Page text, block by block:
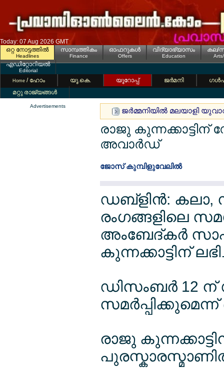
Today: 07 Aug 2026 GMT
ഒറ്റ നോട്ടത്തില്‍
Headlines
സാമ്പത്തികം
Finance
ഓഫറുകള്‍
Offers
വിദ്യാഭ്യാസം
Education
കല/
എഡിറ്റോറിയല്‍
Editorial
Home / ഹോം യൂ.കെ. യൂറോപ്പ് ജര്‍മനി
മറ്റു രാജ്യങ്ങള്‍
Advertisements
ജര്‍മ്മനിയില്‍ മലയാളി
രാജു
അവാര്‍ഡ്
ജോസ് കുമ്പിളുവേലില്‍
ഡബ്ളിന്‍: കലാ,
രംഗങ്ങളിലെ
അംബേദ്കര്‍
കുന്നക്കാട്ടിന്
ഡിസംബര്‍ 12 ന്
രാജു